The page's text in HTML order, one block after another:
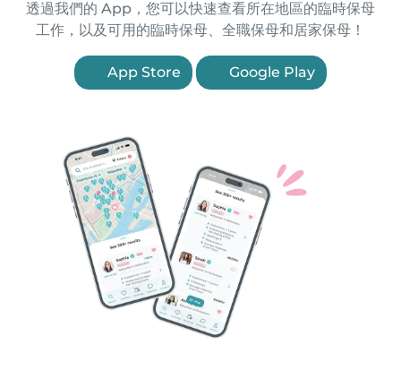
透過我們的 App，您可以快速查看所在地區的臨時保母
工作，以及可用的臨時保母、全職保母和居家保母！
App Store Google Play